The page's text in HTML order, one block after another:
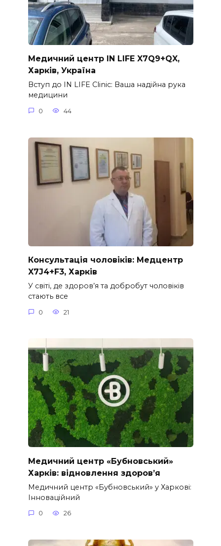
Медичний центр IN LIFE X7Q9+QX,
Харків, Україна
Вступ до IN LIFE Clinic: Ваша надійна рука
медицини
0 44
Консультація чоловіків: Медцентр
X7J4+F3, Харків
У світі, де здоров’я та добробут чоловіків
стають все
0 21
Медичний центр «Бубновський»
Харків: відновлення здоров’я
Медичний центр «Бубновський» у Харкові:
Інноваційний
0 26